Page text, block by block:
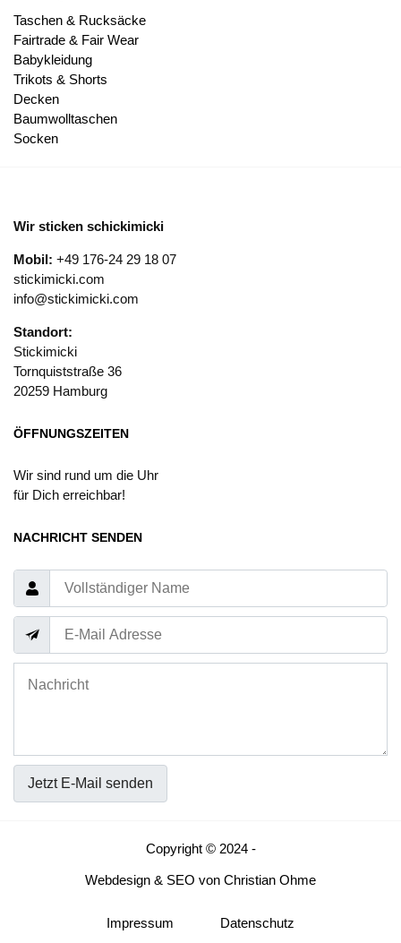
Taschen & Rucksäcke
Fairtrade & Fair Wear
Babykleidung
Trikots & Shorts
Decken
Baumwolltaschen
Socken
Wir sticken schickimicki
Mobil: +49 176-24 29 18 07
stickimicki.com
info@stickimicki.com
Standort:
Stickimicki
Tornquiststraße 36
20259 Hamburg
ÖFFNUNGSZEITEN
Wir sind rund um die Uhr
für Dich erreichbar!
NACHRICHT SENDEN
Jetzt E-Mail senden
Copyright © 2024 -
Webdesign & SEO von Christian Ohme
Impressum Datenschutz